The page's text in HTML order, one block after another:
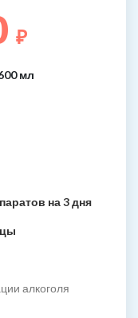
₽
мл
на 3 дня
алкоголя